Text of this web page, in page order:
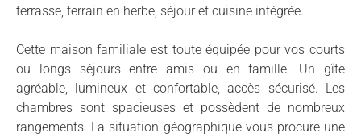
terrasse, terrain en herbe, séjour et cuisine intégrée.
Cette maison familiale est toute équipée pour vos courts
ou longs séjours entre amis ou en famille. Un gîte
agréable, lumineux et confortable, accès sécurisé. Les
chambres sont spacieuses et possèdent de nombreux
rangements. La situation géographique vous procure une